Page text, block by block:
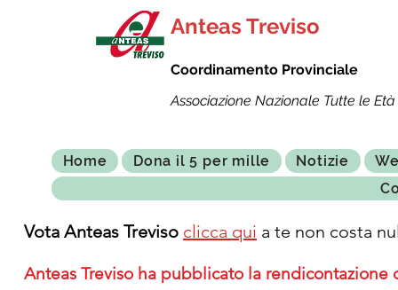
Anteas Treviso
Coordinamento Provinciale
Associazione Nazionale Tutte le
Home Dona il 5 per mille Notizie
Vota Anteas Treviso clicca qui a te non costa
Anteas Treviso ha pubblicato la